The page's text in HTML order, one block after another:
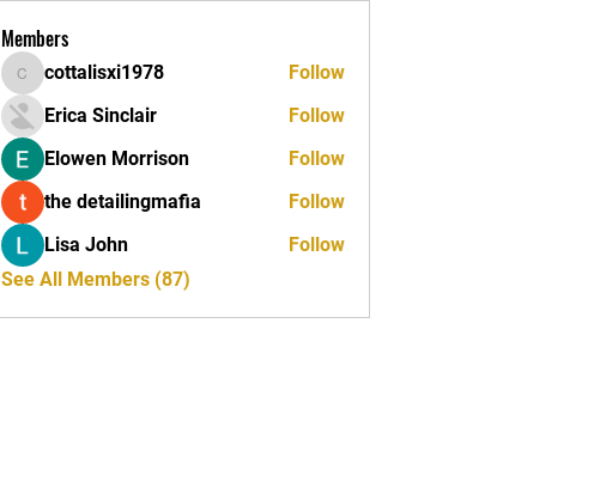
Members
cottalisxi1978
cottalisxi1978
Follow
Erica Sinclair
Follow
Elowen Morrison
Follow
the detailingmafia
Follow
Lisa John
Follow
See All Members (87)